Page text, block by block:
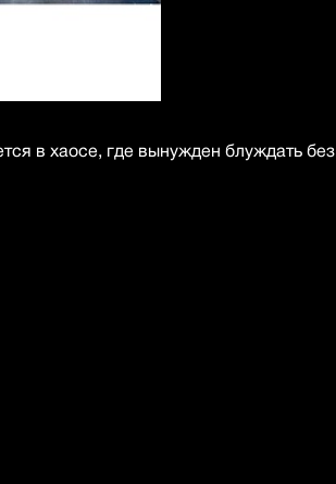
в хаосе, где вынужден блуждать без